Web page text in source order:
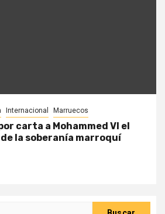
Internacional Marruecos
carta a Mohammed VI el
la soberanía marroquí